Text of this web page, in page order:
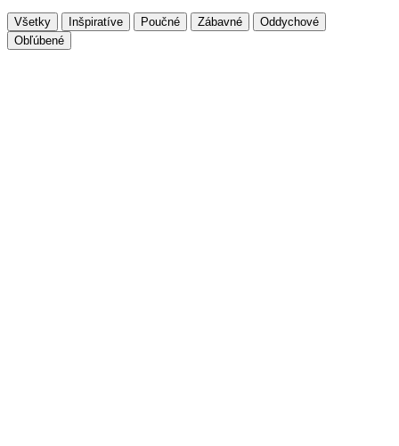
Všetky Inšpiratíve Poučné Zábavné
Oddychové
Obľúbené